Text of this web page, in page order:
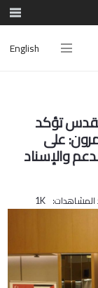
English
تؤكد
على
والإسناد
المشاهدات: 1K